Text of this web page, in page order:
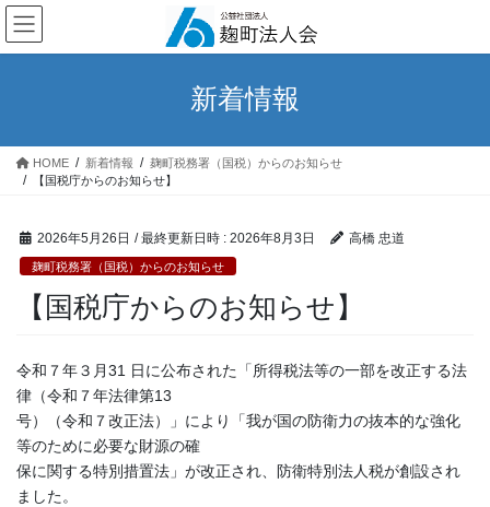
コ
ン
テ
ス
ナ
ビ
ゲ
ン
新着情報
HOME 新着情報
麹町税務署（国税）からのお知らせ
【国税庁からのお知らせ】
2026年5月26日 / 最終更新日時 : 2026年8月3日 高橋 忠道
麹町税務署（国税）からのお知らせ
【国税庁からのお知らせ】
令和７年３月31 日に公布された「所得税法等の一部を改正する法
律（令和７年法律第13
号）（令和７改正法）」により「我が国の防衛力の抜本的な強化
等のために必要な財源の確
保に関する特別措置法」が改正され、防衛特別法人税が創設され
ました。